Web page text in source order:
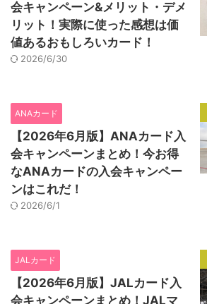
会キャンペーン&メリット・デメ
リット！実際に使った感想は価
値あるおもしろいカード！
2026/6/30
ANAカード
【2026年6月版】ANAカード入
会キャンペーンまとめ！今お得
なANAカードの入会キャンペー
ンはこれだ！
2026/6/1
JALカード
【2026年6月版】JALカード入
会キャンペーンまとめ！JALマ